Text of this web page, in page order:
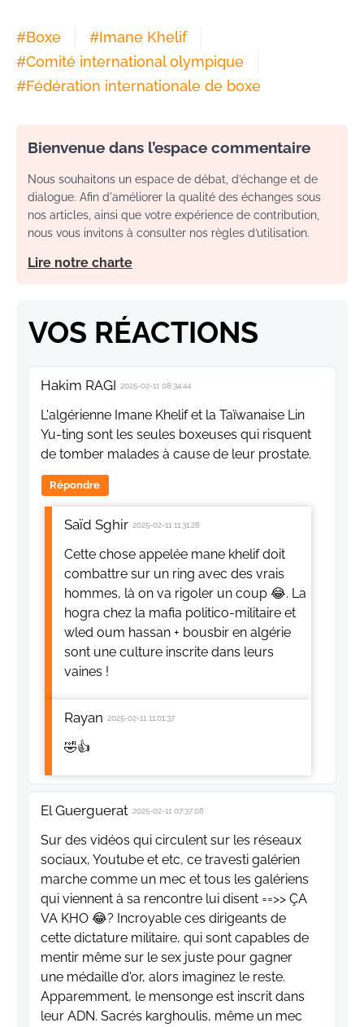
#Boxe #Imane Khelif
#Comité international olympique
#Fédération internationale de boxe
Bienvenue dans l’espace commentaire
Nous souhaitons un espace de débat, d’échange et de
dialogue. Afin d'améliorer la qualité des échanges sous
nos articles, ainsi que votre expérience de contribution,
nous vous invitons à consulter nos règles d’utilisation.
Lire notre charte
VOS RÉACTIONS
Hakim RAGI 2025-02-11 08:34:44
L'algérienne Imane Khelif et la Taïwanaise Lin
Yu-ting sont les seules boxeuses qui risquent
de tomber malades à cause de leur prostate.
Répondre
Saïd Sghir 2025-02-11 11:31:28
Cette chose appelée mane khelif doit
combattre sur un ring avec des vrais
hommes, là on va rigoler un coup 😂. La
hogra chez la mafia politico-militaire et
wled oum hassan + bousbir en algérie
sont une culture inscrite dans leurs
vaines !
Rayan 2025-02-11 11:01:37
🤣👍
El Guerguerat 2025-02-11 07:37:08
Sur des vidéos qui circulent sur les réseaux
sociaux, Youtube et etc, ce travesti galérien
marche comme un mec et tous les galériens
qui viennent à sa rencontre lui disent ==>> ÇA
VA KHO 😂? Incroyable ces dirigeants de
cette dictature militaire, qui sont capables de
mentir même sur le sex juste pour gagner
une médaille d'or, alors imaginez le reste.
Apparemment, le mensonge est inscrit dans
leur ADN. Sacrés karghoulis, même un mec